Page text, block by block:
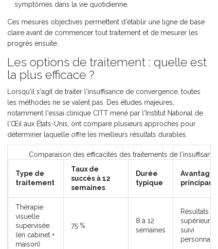
symptômes dans la vie quotidienne.
Ces mesures objectives permettent d'établir une ligne de base
claire avant de commencer tout traitement et de mesurer les
progrès ensuite.
Les options de traitement : quelle est
la plus efficace ?
Lorsqu'il s'agit de traiter l'insuffisance de convergence, toutes
les méthodes ne se valent pas. Des études majeures,
notamment l'essai clinique CITT mené par l'Institut National de
l'Œil aux États-Unis, ont comparé plusieurs approches pour
déterminer laquelle offre les meilleurs résultats durables.
Comparaison des efficacités des traitements de
Type de
traitement
Taux de
succès à 12
semaines
Durée
typique
Avantages
principaux
Thérapie
visuelle
supervisée
(en cabinet +
maison)
75 %
8 à 12
semaines
Résultats
supérieurs,
suivi